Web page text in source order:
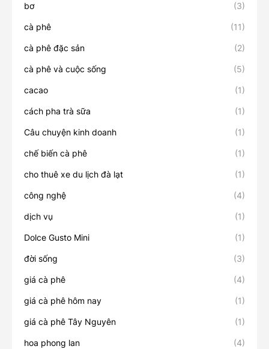
bơ (3)
cà phê (11)
cà phê đặc sản (2)
cà phê và cuộc sống (5)
cacao (1)
cách pha trà sữa (1)
Câu chuyện kinh doanh (1)
chế biến cà phê (1)
cho thuê xe du lịch đà lạt (1)
công nghệ (4)
dịch vụ (1)
Dolce Gusto Mini (1)
đời sống (3)
giá cà phê (4)
giá cà phê hôm nay (1)
giá cà phê Tây Nguyên (1)
hoa phong lan (4)